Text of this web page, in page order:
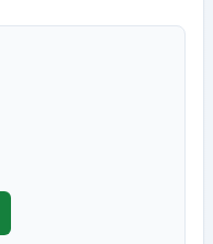
Canon PG-545XL / CL-